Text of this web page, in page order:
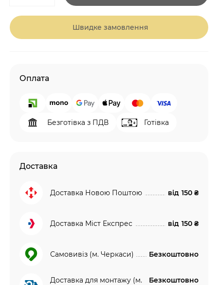
Швидке замовлення
Оплата
Безготівка з ПДВ Готівка
Доставка
Доставка Новою Поштою від 150 ₴
Доставка Міст Експрес від 150 ₴
Самовивіз (м. Черкаси) Безкоштовно
Доставка для монтажу (м.
Безкоштовно